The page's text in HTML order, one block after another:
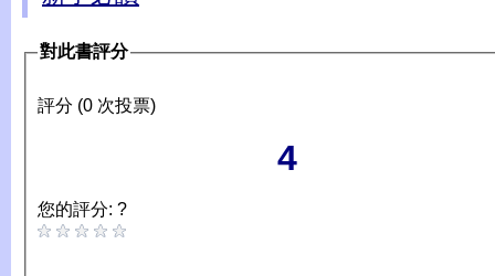
對此書評分
評分 (0 次投票)
4
您的評分: ?